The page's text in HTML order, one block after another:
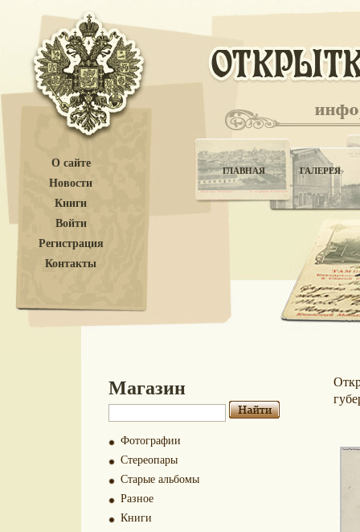
О сайте
Новости
Книги
Войти
Регистрация
Контакты
ГЛАВНАЯ ГАЛЕРЕЯ
Магазин
Фотографии
Стереопары
Старые альбомы
Разное
Книги